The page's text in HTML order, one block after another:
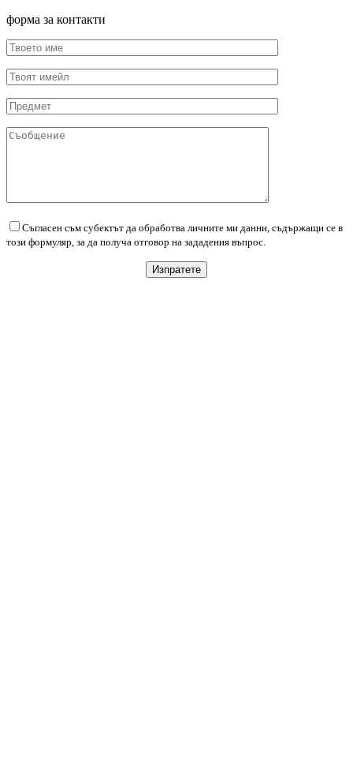
форма за контакти
Съгласен съм субектът да обработва личните ми данни, съдържащи се в
този формуляр, за да получа отговор на зададения въпрос.